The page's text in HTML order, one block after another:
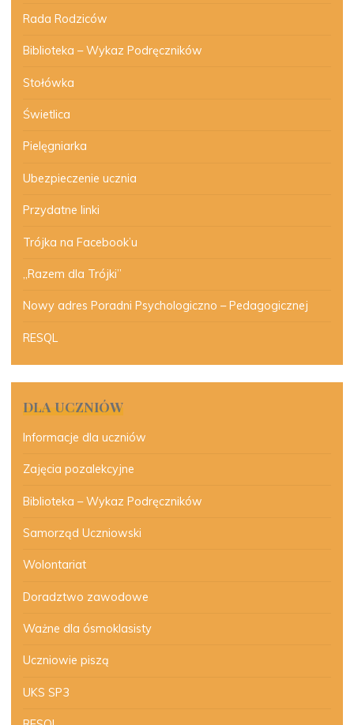
Rada Rodziców
Biblioteka – Wykaz Podręczników
Stołówka
Świetlica
Pielęgniarka
Ubezpieczenie ucznia
Przydatne linki
Trójka na Facebook’u
„Razem dla Trójki”
Nowy adres Poradni Psychologiczno – Pedagogicznej
RESQL
DLA UCZNIÓW
Informacje dla uczniów
Zajęcia pozalekcyjne
Biblioteka – Wykaz Podręczników
Samorząd Uczniowski
Wolontariat
Doradztwo zawodowe
Ważne dla ósmoklasisty
Uczniowie piszą
UKS SP3